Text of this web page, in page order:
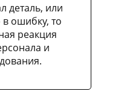
деталь, или
ошибку, то
реакция
и